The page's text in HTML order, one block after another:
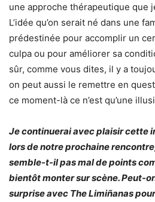
une approche thérapeutique que
L’idée qu’on serait né dans une
prédestinée pour accomplir un
culpa ou pour améliorer sa
sûr, comme vous dites, il y a
on peut aussi le remettre en
ce moment-là ce n’est qu’une
Je continuerai avec plaisir cette
lors de notre prochaine
semble-t-il pas mal de points
bientôt monter sur scène. Peut-
surprise avec The Limiñanas